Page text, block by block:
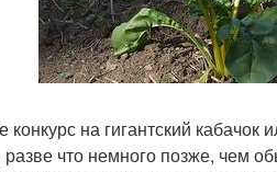
на гигантский
что немного позже, чем